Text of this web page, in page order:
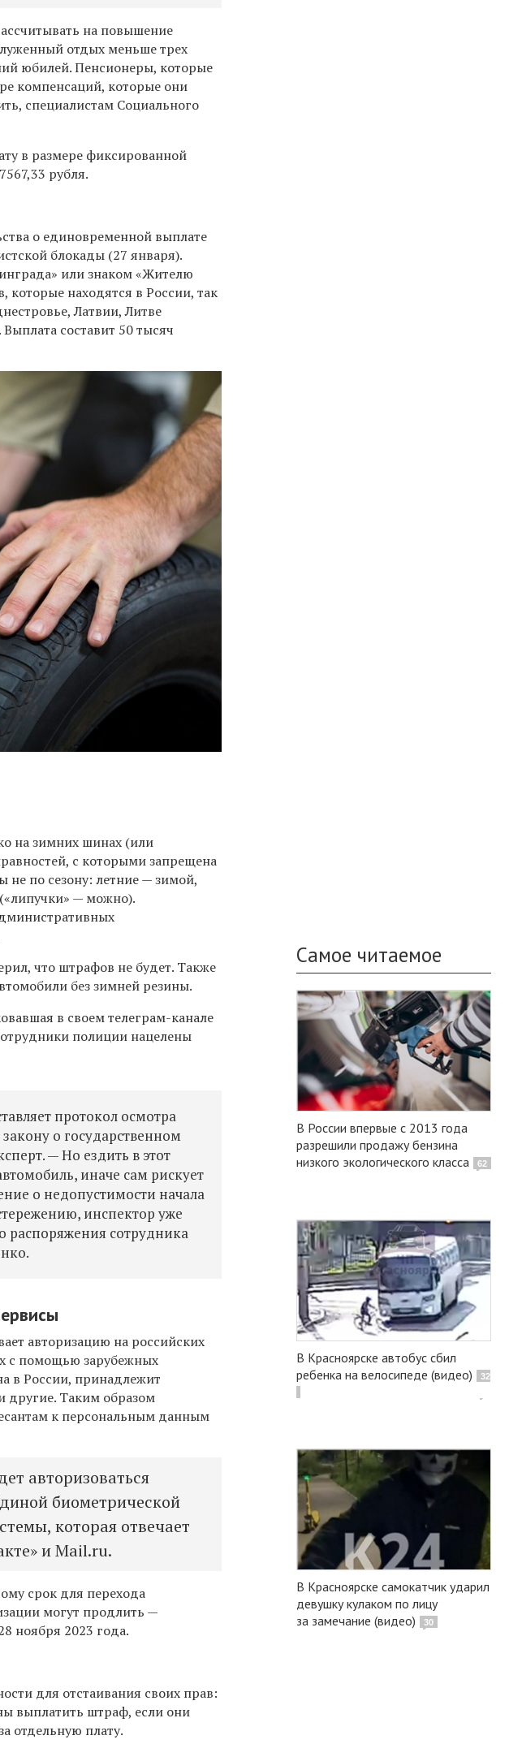
на повышение
отдых меньше трех
юбилей. Пенсионеры, которые
компенсаций, которые они
специалистам Социального
в размере фиксированной
рубля.
о единовременной выплате
блокады (27 января).
или знаком «Жителю
которые находятся в России, так
Латвии, Литве
составит 50 тысяч
на зимних шинах (или
с которыми запрещена
не по сезону: летние — зимой,
— можно).
что штрафов не будет. Также
без зимней резины.
в своем телеграм-канале
полиции нацелены
протокол осмотра
о государственном
— Но ездить в этот
иначе сам рискует
о недопустимости начала
инспектор уже
распоряжения сотрудника
.
авторизацию на российских
с помощью зарубежных
в России, принадлежит
другие. Таким образом
к персональным данным
авторизоваться
биометрической
которая отвечает
и Mail.ru.
срок для перехода
могут продлить —
ноября 2023 года.
для отстаивания своих прав:
выплатить штраф, если они
отдельную плату.
Самое читаемое
В России впервые с 2013 года
разрешили продажу бензина
низкого экологического класса
62
В Красноярске автобус сбил
ребенка на велосипеде (видео)
32
В Красноярске самокатчик ударил
девушку кулаком по лицу
за замечание (видео)
30